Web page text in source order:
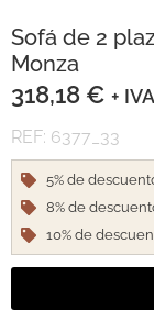
Sofá de 2
Monza
318,18 € + IVA
REF: 6377_33
5% de
8% de
10% de